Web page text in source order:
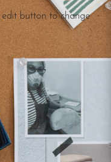
edit button to change